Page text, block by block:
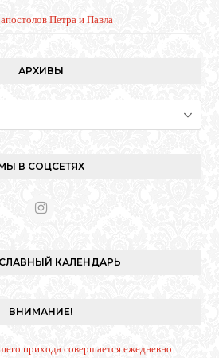
Петра и Павла
АРХИВЫ
В СОЦСЕТЯХ
I
t
a
КАЛЕНДАРЬ
ВНИМАНИЕ!
прихода совершается ежедневно